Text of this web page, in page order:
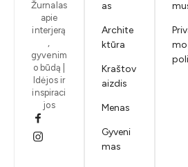
Žurnalas
apie
interjerą
,
gyvenim
o būdą |
Idėjos ir
inspiraci
jos
as
Archite
ktūra
Kraštov
aizdis
Menas
Gyveni
mas
mo